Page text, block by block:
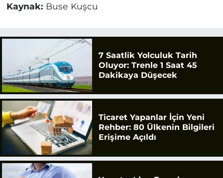
Kaynak: Buse Kuşcu
7 Saatlik Yolculuk Tarih
Oluyor: Trenle 1 Saat 45
Dakikaya Düşecek
Ticaret Yapanlar İçin Yeni
Rehber: 80 Ülkenin Bilgileri
Erişime Açıldı